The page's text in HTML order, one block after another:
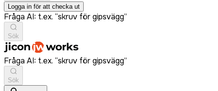
Logga in för att checka ut
Fråga AI: t.ex. “skruv för gipsvägg”
Sök
Fråga AI: t.ex. “skruv för gipsvägg”
Sök